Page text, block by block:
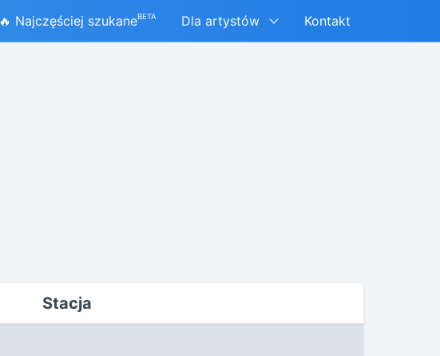
🔥 Najczęściej szukaneBETA Dla artystów Kontakt
Stacja